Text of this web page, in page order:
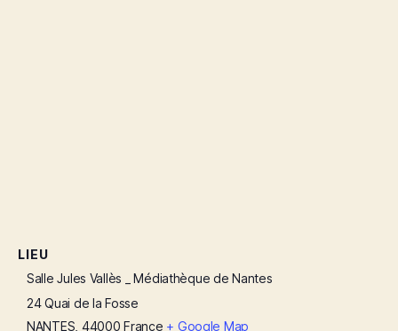
LIEU
Salle Jules Vallès _ Médiathèque de Nantes
24 Quai de la Fosse
NANTES 44000 France + Google Map